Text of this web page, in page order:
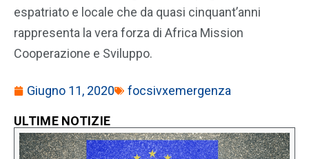
espatriato e locale che da quasi cinquant’anni
rappresenta la vera forza di Africa Mission
Cooperazione e Sviluppo.
Giugno 11, 2020 focsivxemergenza
ULTIME NOTIZIE